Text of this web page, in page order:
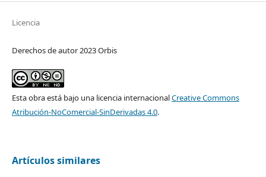
Licencia
Derechos de autor 2023 Orbis
Esta obra está bajo una licencia internacionalCreative Commons
Atribución-NoComercial-SinDerivadas 4.0.
Artículos similares